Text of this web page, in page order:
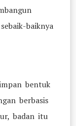
baiknya
bentuk
berbasis
badan itu